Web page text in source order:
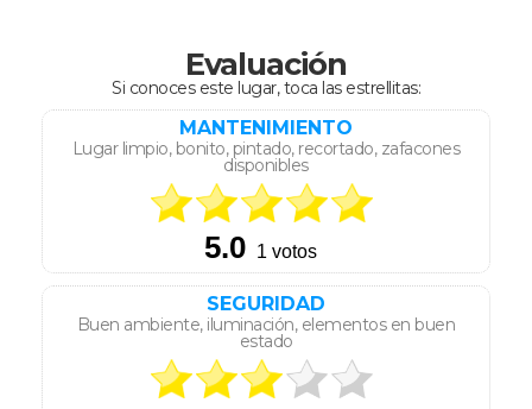
Evaluación
Si conoces este lugar, toca las estrellitas:
MANTENIMIENTO
Lugar limpio, bonito, pintado, recortado, zafacones
disponibles
SEGURIDAD
Buen ambiente, iluminación, elementos en buen
estado